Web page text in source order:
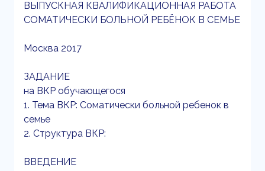
ВЫПУСКНАЯ КВАЛИФИКАЦИОННАЯ РАБОТА
СОМАТИЧЕСКИ БОЛЬНОЙ РЕБЁНОК В СЕМЬЕ
Москва 2017
ЗАДАНИЕ
на ВКР обучающегося
1. Тема ВКР: Соматически больной ребенок в
семье
2. Структура ВКР:
ВВЕДЕНИЕ